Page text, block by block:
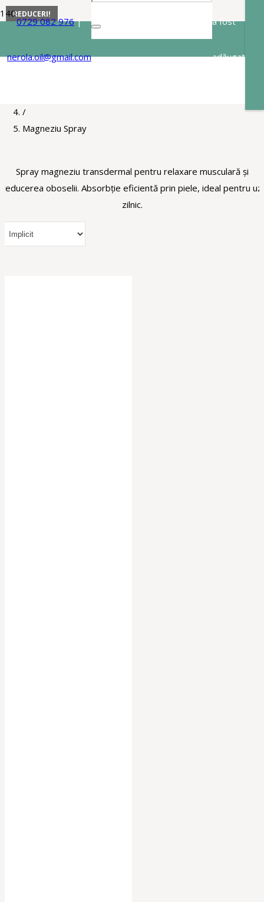
0729 082 976 |
nerola.oil@gmail.com
a fost
adăugat
Spray
Acasa
/
Magneziu Spray
Spray magneziu transdermal pentru relaxare musculară și
reducerea oboselii. Absorbție eficientă prin piele, ideal pentru uz
zilnic.
REDUCERI!
REDUCERI!
REDUCERI!